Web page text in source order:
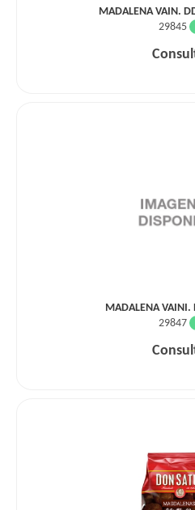
MADALENA VAIN.
29845
MADALENA
29847